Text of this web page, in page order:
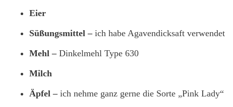
Eier
Süßungsmittel – ich habe Agavendicksaft verwendet
Mehl – Dinkelmehl Type 630
Milch
Äpfel – ich nehme ganz gerne die Sorte „Pink Lady“